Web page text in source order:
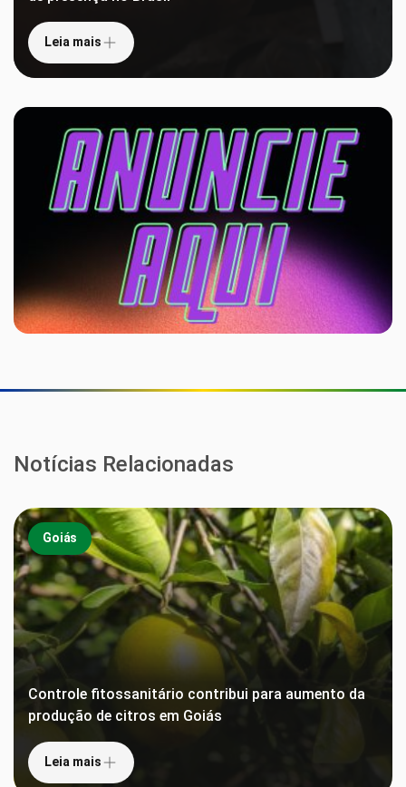
Leia mais
Notícias Relacionadas
Goiás
Controle fitossanitário contribui para aumento da
produção de citros em Goiás
Leia mais